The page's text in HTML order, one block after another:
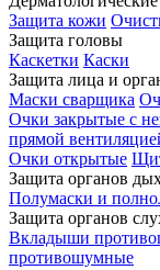
Защита кожи
Защита головы
Каскетки Каски
Защита лица и
Маски сварщика
Очки закрытые с
прямой
Очки открытые
Защита органов
Полумаски и
Защита органов
Вкладыши
противошумные